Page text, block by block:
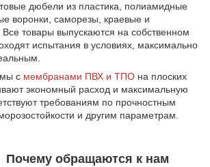
дюбели из пластика, полиамидные
воронки, саморезы, краевые и
товары выпускаются на собственном
испытания в условиях, максимально
с мембранами ПВХ и ТПО на плоских
экономный расход и максимальную
требованиям по прочностным
и другим параметрам.
Почему обращаются к нам